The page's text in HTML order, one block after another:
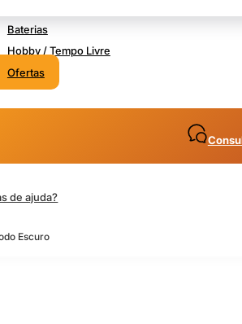
Baterias
Hobby / Tempo Livre
Ofertas
de ajuda?
Escuro